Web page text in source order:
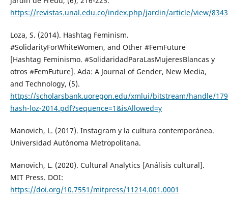
https://revistas.unal.edu.co/index.php/jardin/article/view/
Loza, S. (2014). Hashtag Feminism.
#SolidarityForWhiteWomen, and Other #FemFuture
[Hashtag Feminismo. #SolidaridadParaLasMujeresBlancas y
otros #FemFuture]. Ada: A Journal of Gender, New Media,
and Technology, (5).
https://scholarsbank.uoregon.edu/xmlui/bitstream/handle/
hash-loz-2014.pdf?sequence=1&isAllowed=y
Manovich, L. (2017). Instagram y la cultura contemporánea.
Universidad Autónoma Metropolitana.
Manovich, L. (2020). Cultural Analytics [Análisis cultural].
MIT Press. DOI:
https://doi.org/10.7551/mitpress/11214.001.0001